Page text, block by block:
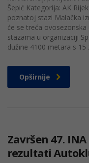
Šepić Kategorija: AK
poznatoj stazi Malačka
će se treća
stazama u organizaciji
dužine 4100 metara s 15
Opširnije
Završen 47.
rezultati